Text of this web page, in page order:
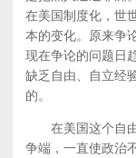
在美国制度化，世
本的变化。原来争
现在争论的问题日
缺乏自由、自立经
的。
在美国这个自由
争端，一直使政治